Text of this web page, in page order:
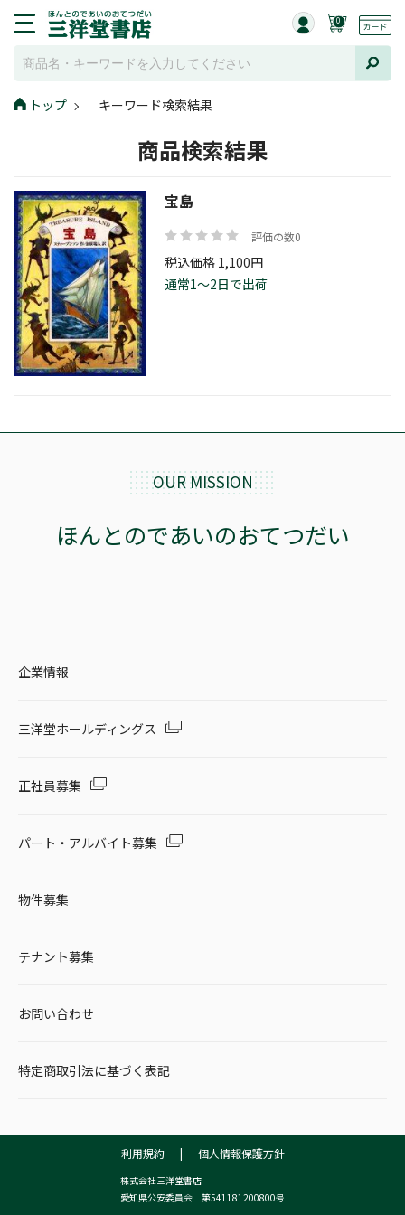
0
トップ キーワード検索結果
商品検索結果
宝島
評価の数0
税込価格 1,100円
通常1～2日で出荷
OUR MISSION
ほんとのであいのおてつだい
企業情報
三洋堂ホールディングス
正社員募集
パート・アルバイト募集
物件募集
テナント募集
お問い合わせ
特定商取引法に基づく表記
利用規約 個人情報保護方針
株式会社三洋堂書店
愛知県公安委員会 第541181200800号